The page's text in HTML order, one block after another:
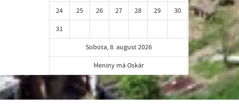
24
25 26 27 28 29
30
31
Sobota, 8. august 2026
Meniny má Oskár